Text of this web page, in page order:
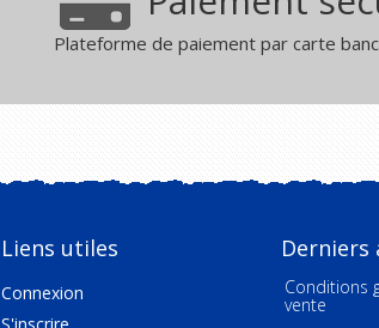
Plateforme de paiement par carte
Liens utiles
Connexion
Derniers
Conditions
vente